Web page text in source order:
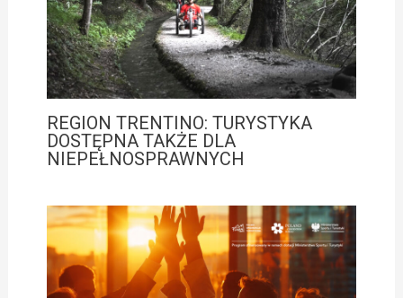
REGION TRENTINO: TURYSTYKA
DOSTĘPNA TAKŻE DLA
NIEPEŁNOSPRAWNYCH